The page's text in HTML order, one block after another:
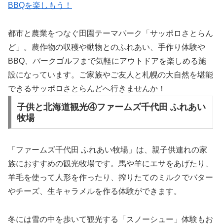
BBQを楽しもう！
都市と農業をつなぐ田園テーマパーク「サッポロさとらん
ど」。農作物の収穫や動物とのふれあい、手作り体験や
BBQ、パークゴルフまで気軽にアウトドアを楽しめる施
設になっています。ご家族やご友人と札幌の大自然を堪能
できるサッポロさとらんどへ行きませんか！
子供と北海道観光④ファームズ千代田 ふれあい
牧場
「ファームズ千代田 ふれあい牧場」は、親子供連れの家
族におすすめの観光牧場です。馬や羊にエサをあげたり、
羊毛を使って人形を作ったり、搾りたてのミルクでバター
やチーズ、生キャラメルを作る体験ができます。
冬には雪の中を歩いて観光する「スノーシュー」体験もお